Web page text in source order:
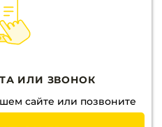
ИЛИ ЗВОНОК
сайте или позвоните